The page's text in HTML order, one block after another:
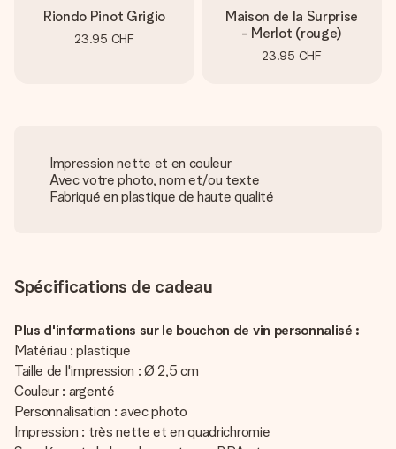
Riondo Pinot Grigio
23.95 CHF
Maison de la Surprise
- Merlot (rouge)
23.95 CHF
Impression nette et en couleur
Avec votre photo, nom et/ou texte
Fabriqué en plastique de haute qualité
Spécifications de cadeau
Plus d'informations sur le bouchon de vin personnalisé :
Matériau : plastique
Taille de l'impression : Ø 2,5 cm
Couleur : argenté
Personnalisation : avec photo
Impression : très nette et en quadrichromie